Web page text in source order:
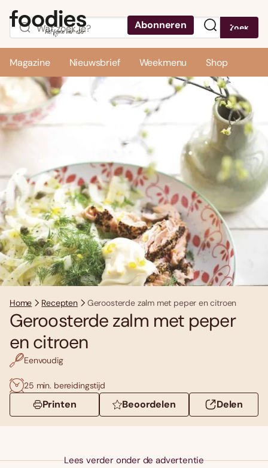
Abonneren Zoek
Magazine Nieuwsbrief Weekmenu Shop
Home Recepten Geroosterde zalm met peper en citroen
Geroosterde zalm met peper
en citroen
Eenvoudig
25 min. bereidingstijd
Printen Beoordelen Delen
Lees verder onder de advertentie